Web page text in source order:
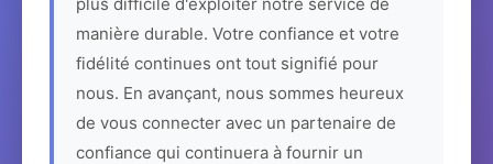
manière durable. Votre confiance et votre
fidélité continues ont tout signifié pour
nous. En avançant, nous sommes heureux
de vous connecter avec un partenaire de
confiance qui continuera à fournir un